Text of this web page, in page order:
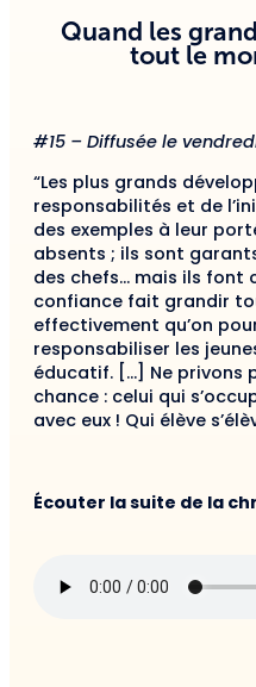
Quand les
tout le
#15 – Diffusée le
“Les plus grands
responsabilités et de
des exemples à leur
absents ; ils sont
des chefs… mais ils font
confiance fait grandir
effectivement qu’on
responsabiliser les
éducatif. […] Ne privons
chance : celui qui
avec eux ! Qui élève
Écouter la suite de la